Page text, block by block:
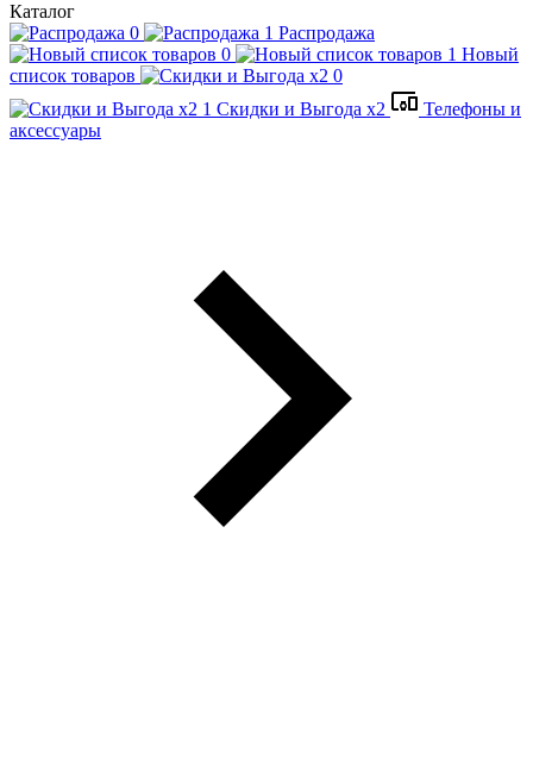
Каталог
Распродажа
Новый
список товаров
Скидки и Выгода x2
Телефоны и
аксессуары